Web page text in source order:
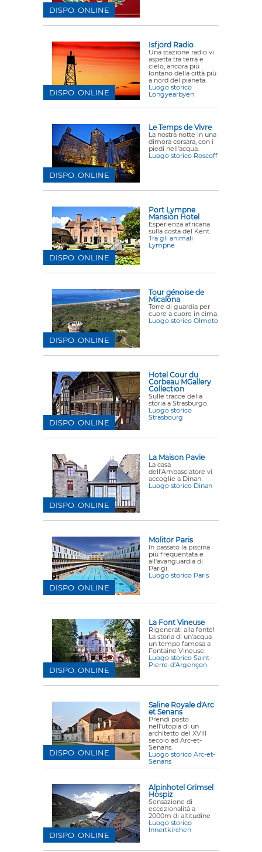
DISPO. ONLINE
Isfjord Radio
Una stazione radio vi
aspetta tra terra e
cielo, ancora più
lontano della città più
a nord del pianeta.
Luogo storico
Longyearbyen
DISPO. ONLINE
Le Temps de Vivre
La nostra notte in una
dimora corsara, con i
piedi nell'acqua.
Luogo storico Roscoff
DISPO. ONLINE
Port Lympne
Mansion Hotel
Esperienza africana
sulla costa del Kent.
Tra gli animali
Lympne
DISPO. ONLINE
Tour génoise de
Micalona
Torre di guardia per
cuore a cuore in cima.
Luogo storico Olmeto
DISPO. ONLINE
Hotel Cour du
Corbeau MGallery
Collection
Sulle tracce della
storia a Strasburgo.
Luogo storico
Strasbourg
DISPO. ONLINE
La Maison Pavie
La casa
dell'Ambasciatore vi
accoglie a Dinan.
Luogo storico Dinan
DISPO. ONLINE
Molitor Paris
In passato la piscina
più frequentata e
all'avanguardia di
Parigi.
Luogo storico Paris
DISPO. ONLINE
La Font Vineuse
Rigenerati alla fonte!
La storia di un'acqua
un tempo famosa a
Fontaine Vineuse.
Luogo storico Saint-
Pierre-d'Argençon
DISPO. ONLINE
Saline Royale d'Arc
et Senans
Prendi posto
nell'utopia di un
architetto del XVIII
secolo ad Arc-et-
Senans.
Luogo storico Arc-et-
Senans
DISPO. ONLINE
Alpinhotel Grimsel
Hospiz
Sensazione di
eccezionalità a
2000m di altitudine
Luogo storico
Innertkirchen
DISPO. ONLINE